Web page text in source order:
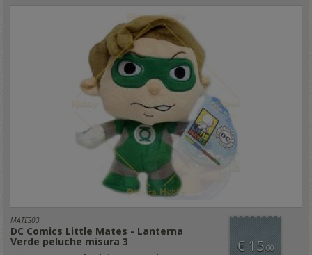
MATES03
DC Comics Little Mates - Lanterna
Verde peluche misura 3 € 15,00